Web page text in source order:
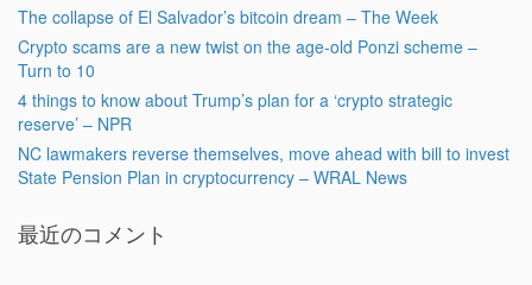
The collapse of El Salvador’s bitcoin dream – The Week
Crypto scams are a new twist on the age-old Ponzi scheme –
Turn to 10
4 things to know about Trump’s plan for a ‘crypto strategic
reserve’ – NPR
NC lawmakers reverse themselves, move ahead with bill to invest
State Pension Plan in cryptocurrency – WRAL News
最近のコメント